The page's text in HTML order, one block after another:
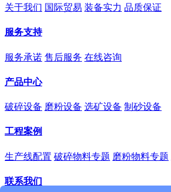
关于我们 国际贸易 装备实力 品质保证
服务支持
服务承诺 售后服务 在线咨询
产品中心
破碎设备 磨粉设备 选矿设备 制砂设备
工程案例
生产线配置 破碎物料专题 磨粉物料专题
联系我们